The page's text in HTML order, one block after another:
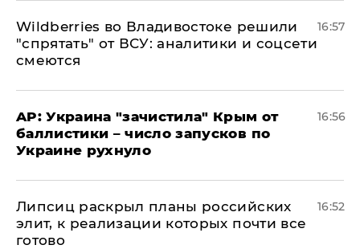
Wildberries во Владивостоке решили
"спрятать" от ВСУ: аналитики и соцсети
смеются
16:57
AP: Украина "зачистила" Крым от
баллистики – число запусков по
Украине рухнуло
16:56
Липсиц раскрыл планы российских
элит, к реализации которых почти все
готово
16:52